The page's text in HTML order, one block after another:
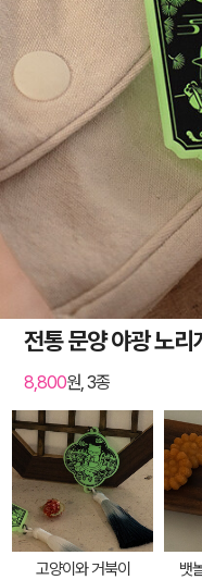
전통 문양 야광 노리
8,800원, 3종
고양이와 거북이 뱃